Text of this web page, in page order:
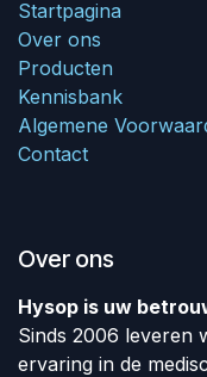
Startpagina
Over ons
Producten
Kennisbank
Algemene
Contact
Over ons
Hysop is uw
Sinds 2006 leveren
ervaring in de